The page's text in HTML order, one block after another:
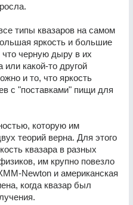
типы квазаров на самом
яркость и большие
что черную дыру в их
или какой-то другой
и то, что яркость
с "поставками" пищи для
которую им
теорий верна. Для этого
квазара в разных
им крупно повезло
Newton и американская
когда квазар был